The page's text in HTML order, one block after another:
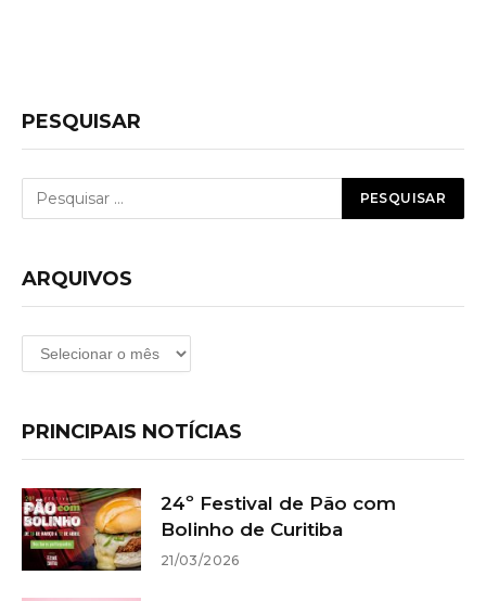
PESQUISAR
ARQUIVOS
Arquivos
PRINCIPAIS NOTÍCIAS
24º Festival de Pão com
Bolinho de Curitiba
21/03/2026